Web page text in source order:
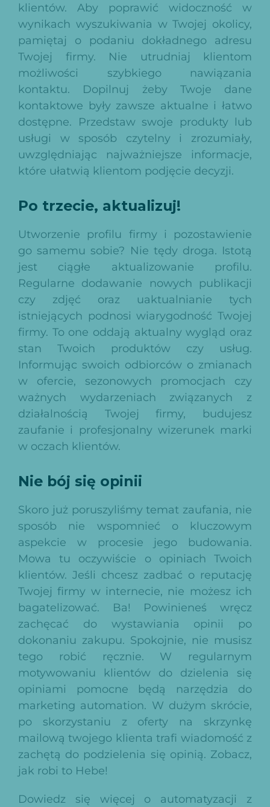
klientów. Aby poprawić widoczność w
wynikach wyszukiwania w Twojej okolicy,
pamiętaj o podaniu dokładnego adresu
Twojej firmy. Nie utrudniaj klientom
możliwości szybkiego nawiązania
kontaktu. Dopilnuj żeby Twoje dane
kontaktowe były zawsze aktualne i łatwo
dostępne. Przedstaw swoje produkty lub
usługi w sposób czytelny i zrozumiały,
uwzględniając najważniejsze informacje,
które ułatwią klientom podjęcie decyzji.
Po trzecie, aktualizuj!
Utworzenie profilu firmy i pozostawienie
go samemu sobie? Nie tędy droga. Istotą
jest ciągłe aktualizowanie profilu.
Regularne dodawanie nowych publikacji
czy zdjęć oraz uaktualnianie tych
istniejących podnosi wiarygodność Twojej
firmy. To one oddają aktualny wygląd oraz
stan Twoich produktów czy usług.
Informując swoich odbiorców o zmianach
w ofercie, sezonowych promocjach czy
ważnych wydarzeniach związanych z
działalnością Twojej firmy, budujesz
zaufanie i profesjonalny wizerunek marki
w oczach klientów.
Nie bój się opinii
Skoro już poruszyliśmy temat zaufania, nie
sposób nie wspomnieć o kluczowym
aspekcie w procesie jego budowania.
Mowa tu oczywiście o opiniach Twoich
klientów. Jeśli chcesz zadbać o reputację
Twojej firmy w internecie, nie możesz ich
bagatelizować. Ba! Powinieneś wręcz
zachęcać do wystawiania opinii po
dokonaniu zakupu. Spokojnie, nie musisz
tego robić ręcznie. W regularnym
motywowaniu klientów do dzielenia się
opiniami pomocne będą narzędzia do
marketing automation. W dużym skrócie,
po skorzystaniu z oferty na skrzynkę
mailową twojego klienta trafi wiadomość z
zachętą do podzielenia się opinią. Zobacz,
jak robi to Hebe!
Dowiedz się więcej o automatyzacji z